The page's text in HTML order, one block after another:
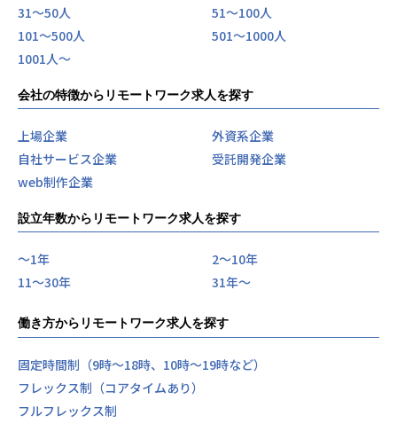
31〜50人
51〜100人
101〜500人
501〜1000人
1001人〜
会社の特徴からリモートワーク求人を探す
上場企業
外資系企業
自社サービス企業
受託開発企業
web制作企業
設立年数からリモートワーク求人を探す
〜1年
2〜10年
11〜30年
31年〜
働き方からリモートワーク求人を探す
固定時間制（9時～18時、10時～19時など）
フレックス制（コアタイムあり）
フルフレックス制